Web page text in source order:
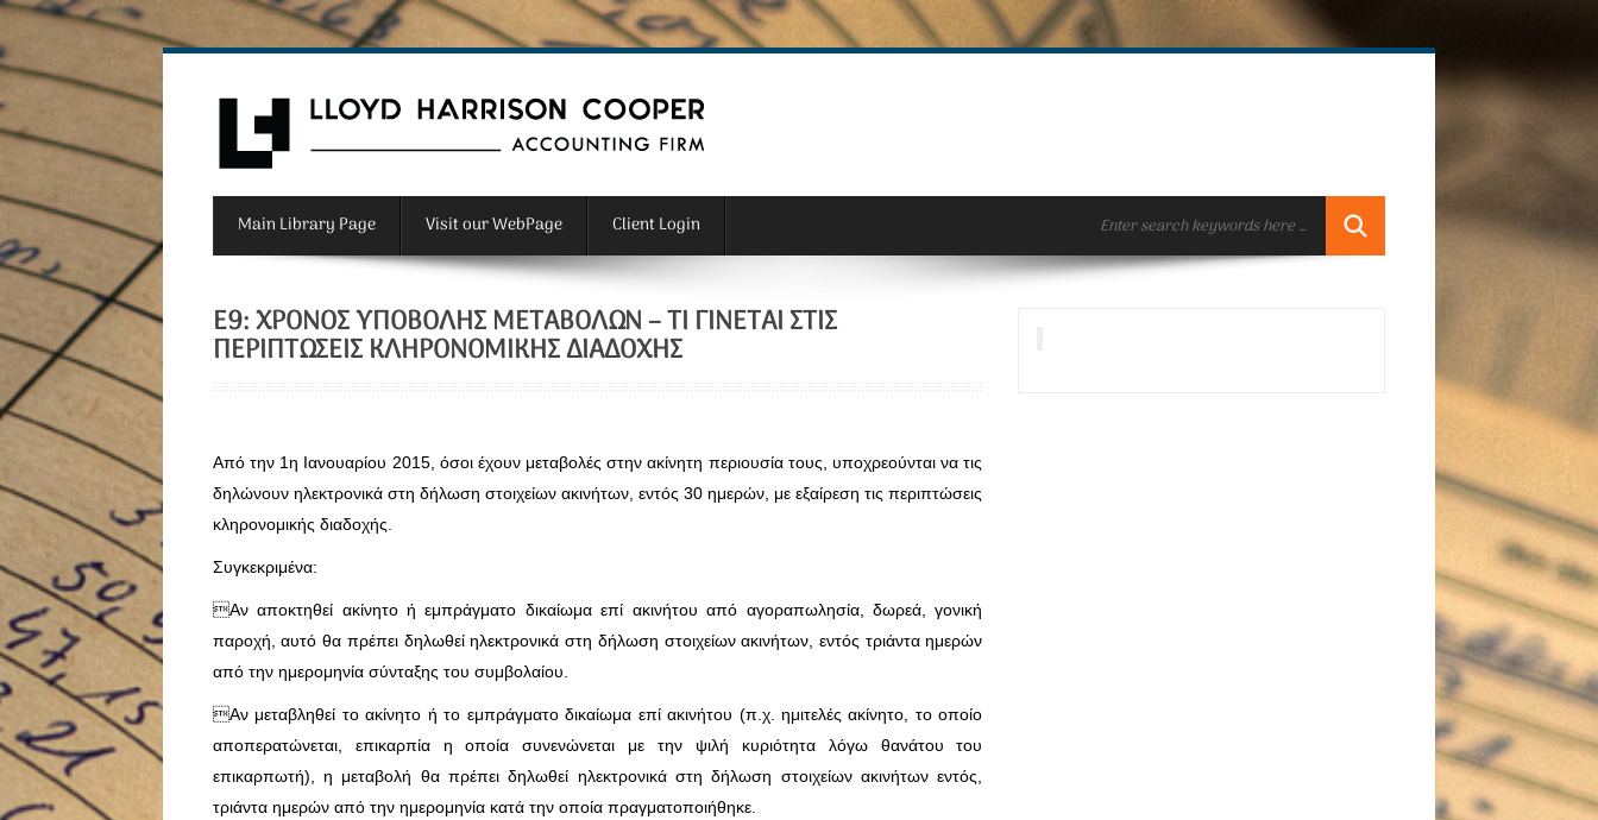
Main Library Page Visit our WebPage Client Login
Ε9: ΧΡΌΝΟΣ ΥΠΟΒΟΛΉΣ ΜΕΤΑΒΟΛΏΝ – ΤΙ ΓΊΝΕΤΑΙ ΣΤΙΣ
ΠΕΡΙΠΤΏΣΕΙΣ ΚΛΗΡΟΝΟΜΙΚΉΣ ΔΙΑΔΟΧΉΣ
Από την 1η Ιανουαρίου 2015, όσοι έχουν μεταβολές στην ακίνητη περιουσία τους, υποχρεούνται να τις
δηλώνουν ηλεκτρονικά στη δήλωση στοιχείων ακινήτων, εντός 30 ημερών, με εξαίρεση τις περιπτώσεις
κληρονομικής διαδοχής.
Συγκεκριμένα:
Αν αποκτηθεί ακίνητο ή εμπράγματο δικαίωμα επί ακινήτου από αγοραπωλησία, δωρεά, γονική
παροχή, αυτό θα πρέπει δηλωθεί ηλεκτρονικά στη δήλωση στοιχείων ακινήτων, εντός τριάντα ημερών
από την ημερομηνία σύνταξης του συμβολαίου.
Αν μεταβληθεί το ακίνητο ή το εμπράγματο δικαίωμα επί ακινήτου (π.χ. ημιτελές ακίνητο, το οποίο
αποπερατώνεται, επικαρπία η οποία συνενώνεται με την ψιλή κυριότητα λόγω θανάτου του
επικαρπωτή), η μεταβολή θα πρέπει δηλωθεί ηλεκτρονικά στη δήλωση στοιχείων ακινήτων εντός,
τριάντα ημερών από την ημερομηνία κατά την οποία πραγματοποιήθηκε.